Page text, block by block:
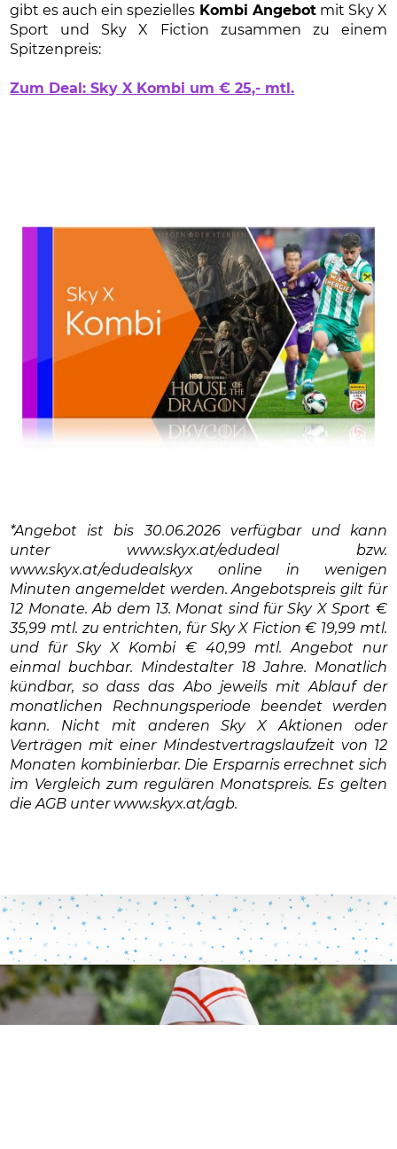
gibt es auch ein spezielles Kombi Angebotmit Sky X
Sport und Sky X Fiction zusammen zu einem
Spitzenpreis:
Zum Deal: Sky X Kombi um € 25,- mtl.
*Angebot ist bis 30.06.2026 verfügbar und kann
unter www.skyx.at/edudeal bzw.
www.skyx.at/edudealskyx online in wenigen
Minuten angemeldet werden. Angebotspreis gilt für
12 Monate. Ab dem 13. Monat sind für Sky X Sport €
35,99 mtl. zu entrichten, für Sky X Fiction € 19,99 mtl.
und für Sky X Kombi € 40,99 mtl. Angebot nur
einmal buchbar. Mindestalter 18 Jahre. Monatlich
kündbar, so dass das Abo jeweils mit Ablauf der
monatlichen Rechnungsperiode beendet werden
kann. Nicht mit anderen Sky X Aktionen oder
Verträgen mit einer Mindestvertragslaufzeit von 12
Monaten kombinierbar. Die Ersparnis errechnet sich
im Vergleich zum regulären Monatspreis. Es gelten
die AGB unter www.skyx.at/agb.